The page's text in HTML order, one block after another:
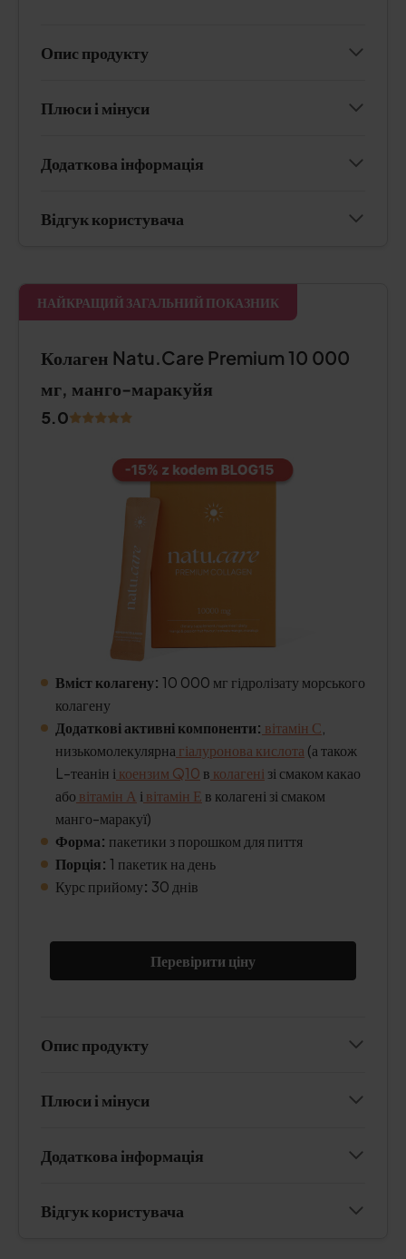
Опис продукту
Плюси і мінуси
Додаткова інформація
Відгук користувача
НАЙКРАЩИЙ ЗАГАЛЬНИЙ ПОКАЗНИК
Колаген Natu.Care Premium 10 000
мг, манго-маракуйя
5.0
Вміст колагену: 10 000 мг гідролізату морського
колагену
Додаткові активні компоненти: вітамін С
низькомолекулярна гіалуронова кислота (а також
L-теанін і коензим Q10 в колагені зі смаком какао
або вітамін А і вітамін Е в колагені зі смаком
манго-маракуї)
Форма: пакетики з порошком для пиття
Порція: 1 пакетик на день
Курс прийому: 30 днів
Перевірити ціну
Опис продукту
Плюси і мінуси
Додаткова інформація
Відгук користувача